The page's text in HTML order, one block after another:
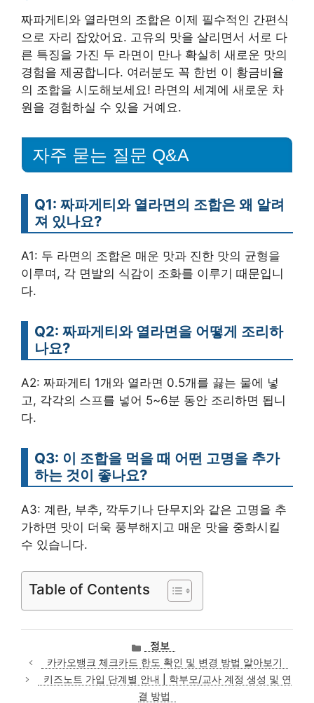
짜파게티와 열라면의 조합은 이제 필수적인 간편식
으로 자리 잡았어요. 고유의 맛을 살리면서 서로 다
른 특징을 가진 두 라면이 만나 확실히 새로운 맛의
경험을 제공합니다. 여러분도 꼭 한번 이 황금비율
의 조합을 시도해보세요! 라면의 세계에 새로운 차
원을 경험하실 수 있을 거예요.
자주 묻는 질문 Q&A
Q1: 짜파게티와 열라면의 조합은 왜 알려
져 있나요?
A1: 두 라면의 조합은 매운 맛과 진한 맛의 균형을
이루며, 각 면발의 식감이 조화를 이루기 때문입니
다.
Q2: 짜파게티와 열라면을 어떻게 조리하
나요?
A2: 짜파게티 1개와 열라면 0.5개를 끓는 물에 넣
고, 각각의 스프를 넣어 5~6분 동안 조리하면 됩니
다.
Q3: 이 조합을 먹을 때 어떤 고명을 추가
하는 것이 좋나요?
A3: 계란, 부추, 깍두기나 단무지와 같은 고명을 추
가하면 맛이 더욱 풍부해지고 매운 맛을 중화시킬
수 있습니다.
Table of Contents
카
테
고
리
정보
카카오뱅크 체크카드 한도 확인 및 변경 방법 알아보기
키즈노트 가입 단계별 안내 | 학부모/교사 계정 생성 및 연
결 방법